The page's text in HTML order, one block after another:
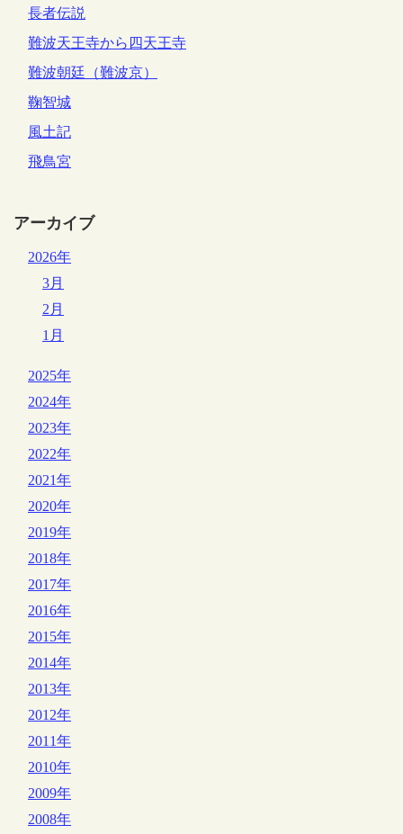
長者伝説
難波天王寺から四天王寺
難波朝廷（難波京）
鞠智城
風土記
飛鳥宮
アーカイブ
2026年
3月
2月
1月
2025年
2024年
2023年
2022年
2021年
2020年
2019年
2018年
2017年
2016年
2015年
2014年
2013年
2012年
2011年
2010年
2009年
2008年